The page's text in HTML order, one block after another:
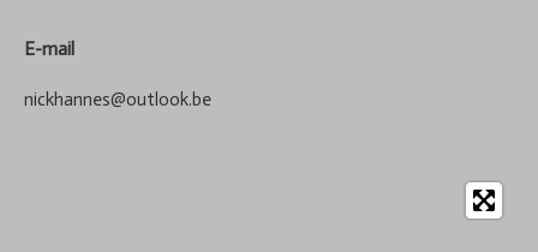
E-mail
nickhannes@outlook.be